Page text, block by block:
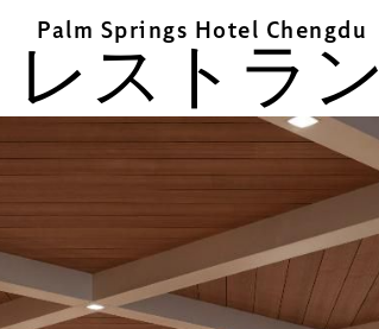
Palm Springs Hotel Chengdu
レストラン